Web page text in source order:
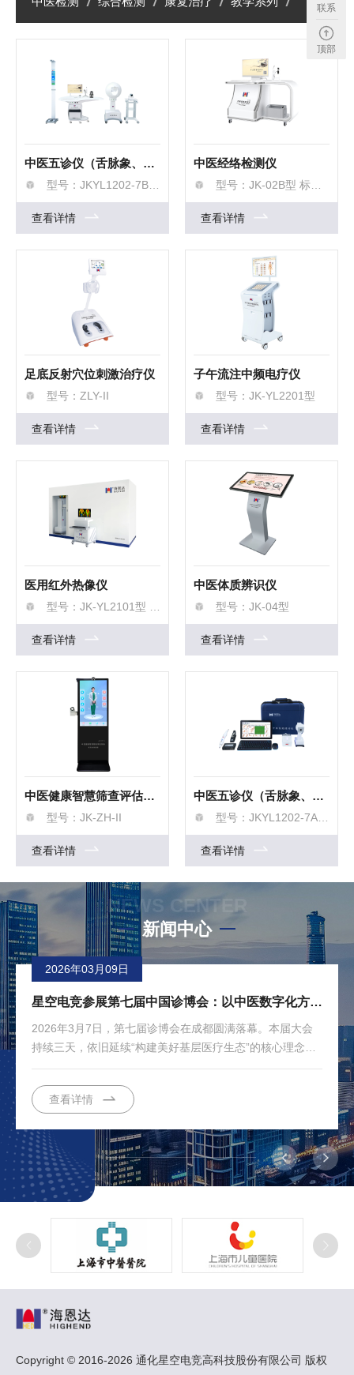
中医五诊仪（舌脉象、经穴、体质辨识采集分析仪）
型号：JKYL1202-7B旗舰版
查看详情
中医经络检测仪
型号：JK-02B型 标准版
查看详情
足底反射穴位刺激治疗仪
型号：ZLY-II
查看详情
子午流注中频电疗仪
型号：JK-YL2201型
查看详情
医用红外热像仪
型号：JK-YL2101型 旗舰版
查看详情
中医体质辨识仪
型号：JK-04型
查看详情
中医健康智慧筛查评估系统
型号：JK-ZH-II
查看详情
中医五诊仪（舌脉象、经穴、体质辨识采集分析仪）
型号：JKYL1202-7A随访包
查看详情
NEWS CENTER
新闻中心
2026年03月09日
星空电竞参展第七届中国诊博会：以中医数字化方案，共筑基层医疗新生态
2026年3月7日，第七届诊博会在成都圆满落幕。本届大会
持续三天，依旧延续“构建美好基层医疗生态”的核心理念，
聚焦高质量发展与产业链深度协作，为基层医疗的各类参...
查看详情
Copyright © 2016-2026 通化星空电竞高科技股份有限公司 版权
联系
顶部